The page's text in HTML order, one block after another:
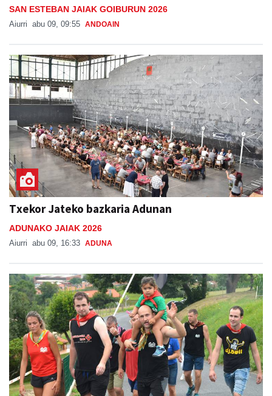
SAN ESTEBAN JAIAK GOIBURUN 2026
Aiurri abu 09, 09:55 ANDOAIN
Txekor Jateko bazkaria Adunan
ADUNAKO JAIAK 2026
Aiurri abu 09, 16:33 ADUNA